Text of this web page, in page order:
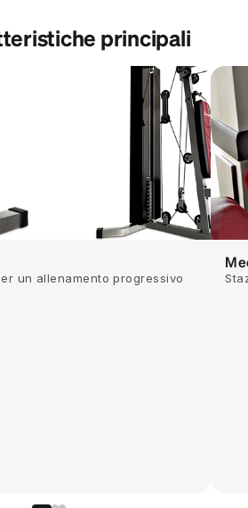
principali
un allenamento progressivo